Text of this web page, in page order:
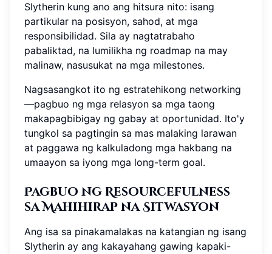
Slytherin kung ano ang hitsura nito: isang
partikular na posisyon, sahod, at mga
responsibilidad. Sila ay nagtatrabaho
pabaliktad, na lumilikha ng roadmap na may
malinaw, nasusukat na mga milestones.
Nagsasangkot ito ng estratehikong networking
—pagbuo ng mga relasyon sa mga taong
makapagbibigay ng gabay at oportunidad. Ito'y
tungkol sa pagtingin sa mas malaking larawan
at paggawa ng kalkuladong mga hakbang na
umaayon sa iyong mga long-term goal.
Pagbuo ng Resourcefulness
sa Mahihirap na Sitwasyon
Ang isa sa pinakamalakas na katangian ng isang
Slytherin ay ang kakayahang gawing kapaki-